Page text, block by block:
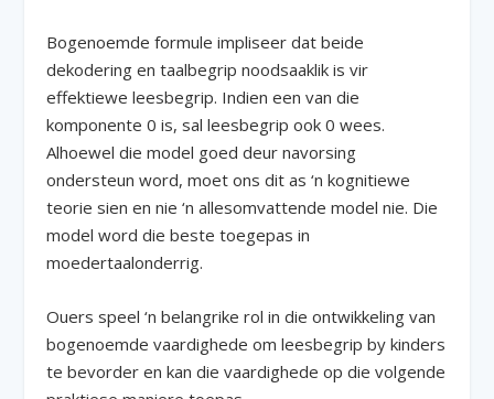
Bogenoemde formule impliseer dat beide
dekodering en taalbegrip noodsaaklik is vir
effektiewe leesbegrip. Indien een van die
komponente 0 is, sal leesbegrip ook 0 wees.
Alhoewel die model goed deur navorsing
ondersteun word, moet ons dit as ‘n kognitiewe
teorie sien en nie ‘n allesomvattende model nie. Die
model word die beste toegepas in
moedertaalonderrig.
Ouers speel ‘n belangrike rol in die ontwikkeling van
bogenoemde vaardighede om leesbegrip by kinders
te bevorder en kan die vaardighede op die volgende